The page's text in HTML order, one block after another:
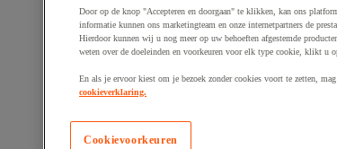
Door op de knop "Accepteren en doorgaan" te klikken, kan ons
informatie kunnen ons marketingteam en onze internetpartners de
Hierdoor kunnen wij u nog meer op uw behoeften afgestemde
weten over de doeleinden en voorkeuren voor elk type cookie, klikt u
En als je ervoor kiest om je bezoek zonder cookies voort te zetten,
cookieverklaring.
Cookievoorkeuren